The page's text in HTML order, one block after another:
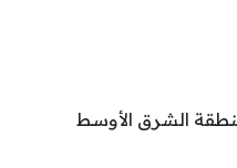
الشرق الأوسط